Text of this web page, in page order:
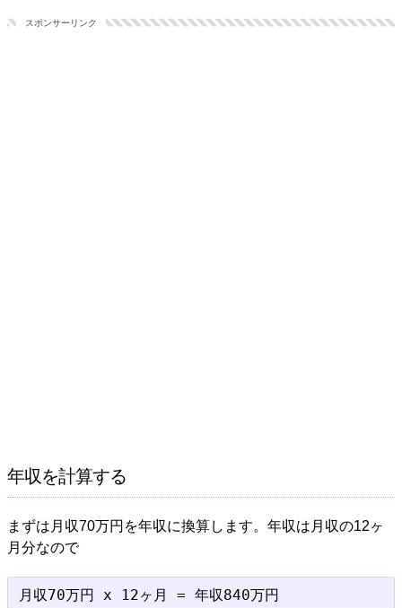
スポンサーリンク
年収を計算する
まずは月収70万円を年収に換算します。年収は月収の12ヶ
月分なので